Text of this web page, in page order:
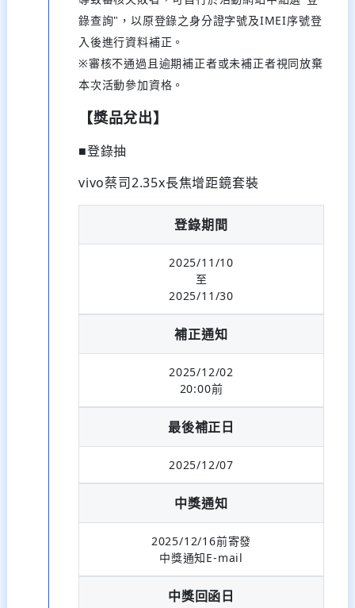
錄查詢"，以原登錄之身分證字號及IMEI序號登
入後進行資料補正。
※審核不通過且逾期補正者或未補正者視同放棄
本次活動參加資格。
【獎品兌出】
■登錄抽
vivo蔡司2.35x長焦增距鏡套裝
登錄期間
2025/11/10
至
2025/11/30
補正通知
2025/12/02
20:00前
最後補正日
2025/12/07
中獎通知
2025/12/16前寄發
中獎通知E-mail
中獎回函日